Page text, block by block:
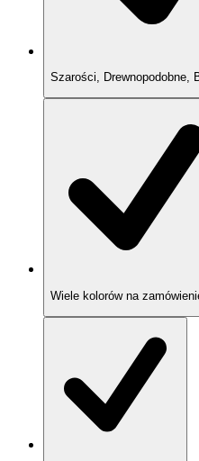
Szarości, Drewnopodobne,
Wiele kolorów na